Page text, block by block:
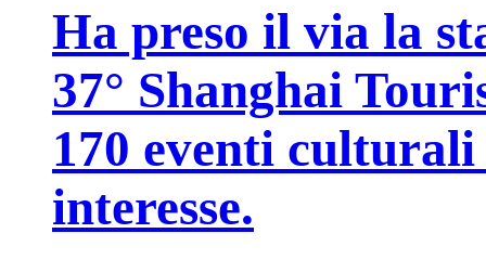
Ha preso il via la
37° Shanghai
170 eventi
interesse.